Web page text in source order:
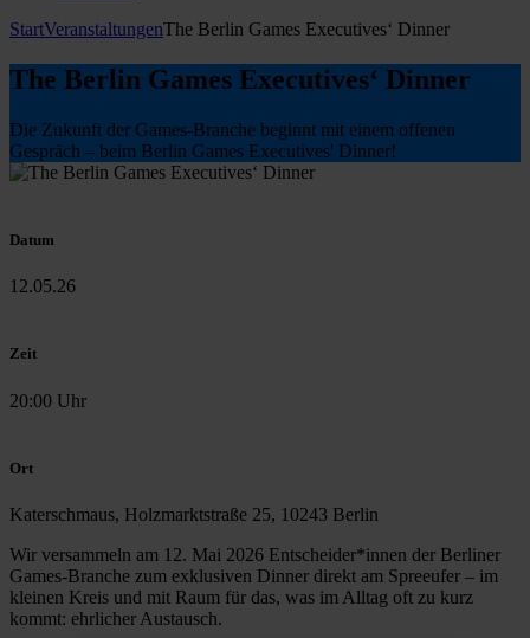
StartVeranstaltungenThe Berlin Games Executives‘ Dinner
The Berlin Games Executives‘ Dinner
Die Zukunft der Games-Branche beginnt mit einem offenen
Gespräch – beim Berlin Games Executives' Dinner!
Datum
12.05.26
Zeit
20:00 Uhr
Ort
Katerschmaus, Holzmarktstraße 25, 10243 Berlin
Wir versammeln am 12. Mai 2026 Entscheider*innen der Berliner
Games-Branche zum exklusiven Dinner direkt am Spreeufer – im
kleinen Kreis und mit Raum für das, was im Alltag oft zu kurz
kommt: ehrlicher Austausch.